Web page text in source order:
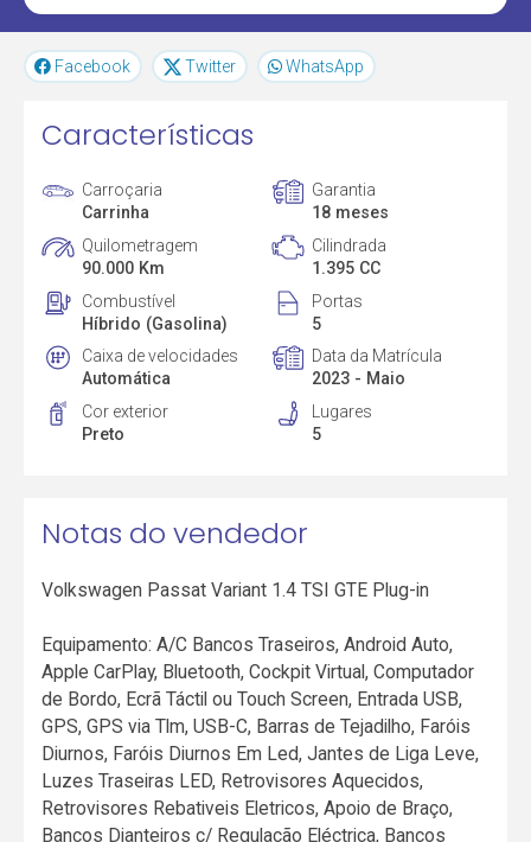
Facebook Twitter WhatsApp
Características
Carroçaria
Carrinha
Garantia
18 meses
Quilometragem
90.000 Km
Cilindrada
1.395 CC
Combustível
Híbrido (Gasolina)
Portas
5
Caixa de velocidades
Automática
Data da Matrícula
2023 - Maio
Cor exterior
Preto
Lugares
5
Notas do vendedor
Volkswagen Passat Variant 1.4 TSI GTE Plug-in
Equipamento: A/C Bancos Traseiros, Android Auto,
Apple CarPlay, Bluetooth, Cockpit Virtual, Computador
de Bordo, Ecrã Táctil ou Touch Screen, Entrada USB,
GPS, GPS via Tlm, USB-C, Barras de Tejadilho, Faróis
Diurnos, Faróis Diurnos Em Led, Jantes de Liga Leve,
Luzes Traseiras LED, Retrovisores Aquecidos,
Retrovisores Rebativeis Eletricos, Apoio de Braço,
Bancos Dianteiros c/ Regulação Eléctrica, Bancos